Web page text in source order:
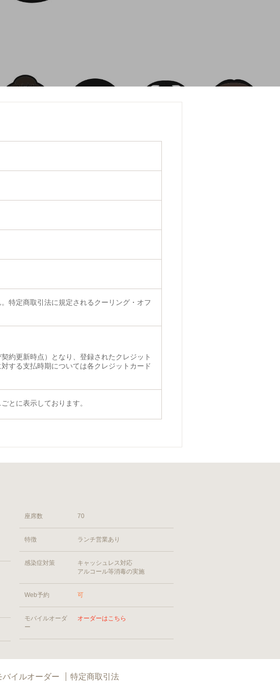
特定商取引法に規定されるクーリング・オフ
約更新時点）となり、登録されたクレジット
する支払時期については各クレジットカード
とに表示しております。
座席数 70
特徴 ランチ営業あり
感染症対策
キャッシュレス対応
アルコール等消毒の実施
Web予約 可
モバイルオーダ
ー
オーダーはこちら
バイルオーダー 特定商取引法